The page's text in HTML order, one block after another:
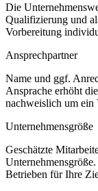
Die
Qualifizierung und
Vorbereitung
Ansprechpartner
Name und ggf.
Ansprache erhöht
nachweislich um ein
Unternehmensgröße
Geschätzte
Betrieben für Ihre